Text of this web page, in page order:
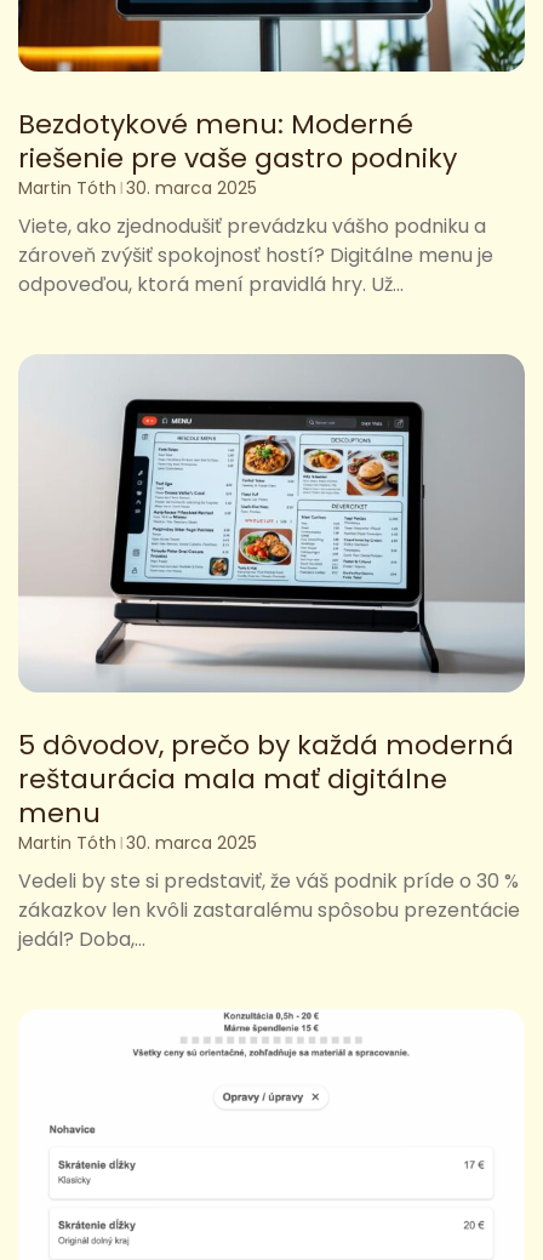
Bezdotykové menu: Moderné
riešenie pre vaše gastro podniky
Martin Tóth 30. marca 2025
Viete, ako zjednodušiť prevádzku vášho podniku a
zároveň zvýšiť spokojnosť hostí? Digitálne menu je
odpoveďou, ktorá mení pravidlá hry. Už...
5 dôvodov, prečo by každá moderná
reštaurácia mala mať digitálne
menu
Martin Tóth 30. marca 2025
Vedeli by ste si predstaviť, že váš podnik príde o 30 %
zákazkov len kvôli zastaralému spôsobu prezentácie
jedál? Doba,...